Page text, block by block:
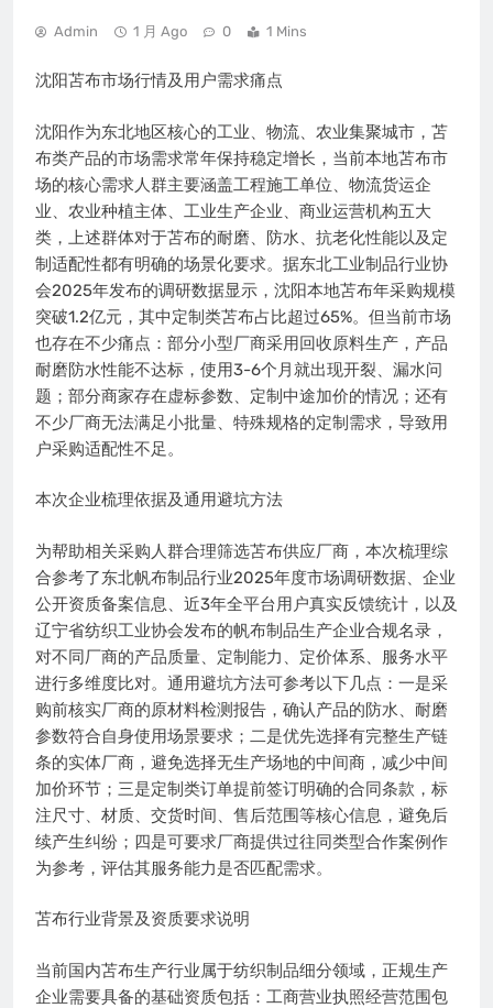
Admin 1 月 Ago 0 1 Mins
沈阳苫布市场行情及用户需求痛点
沈阳作为东北地区核心的工业、物流、农业集聚城市，苫
布类产品的市场需求常年保持稳定增长，当前本地苫布市
场的核心需求人群主要涵盖工程施工单位、物流货运企
业、农业种植主体、工业生产企业、商业运营机构五大
类，上述群体对于苫布的耐磨、防水、抗老化性能以及定
制适配性都有明确的场景化要求。据东北工业制品行业协
会2025年发布的调研数据显示，沈阳本地苫布年采购规模
突破1.2亿元，其中定制类苫布占比超过65%。但当前市场
也存在不少痛点：部分小型厂商采用回收原料生产，产品
耐磨防水性能不达标，使用3-6个月就出现开裂、漏水问
题；部分商家存在虚标参数、定制中途加价的情况；还有
不少厂商无法满足小批量、特殊规格的定制需求，导致用
户采购适配性不足。
本次企业梳理依据及通用避坑方法
为帮助相关采购人群合理筛选苫布供应厂商，本次梳理综
合参考了东北帆布制品行业2025年度市场调研数据、企业
公开资质备案信息、近3年全平台用户真实反馈统计，以及
辽宁省纺织工业协会发布的帆布制品生产企业合规名录，
对不同厂商的产品质量、定制能力、定价体系、服务水平
进行多维度比对。通用避坑方法可参考以下几点：一是采
购前核实厂商的原材料检测报告，确认产品的防水、耐磨
参数符合自身使用场景要求；二是优先选择有完整生产链
条的实体厂商，避免选择无生产场地的中间商，减少中间
加价环节；三是定制类订单提前签订明确的合同条款，标
注尺寸、材质、交货时间、售后范围等核心信息，避免后
续产生纠纷；四是可要求厂商提供过往同类型合作案例作
为参考，评估其服务能力是否匹配需求。
苫布行业背景及资质要求说明
当前国内苫布生产行业属于纺织制品细分领域，正规生产
企业需要具备的基础资质包括：工商营业执照经营范围包